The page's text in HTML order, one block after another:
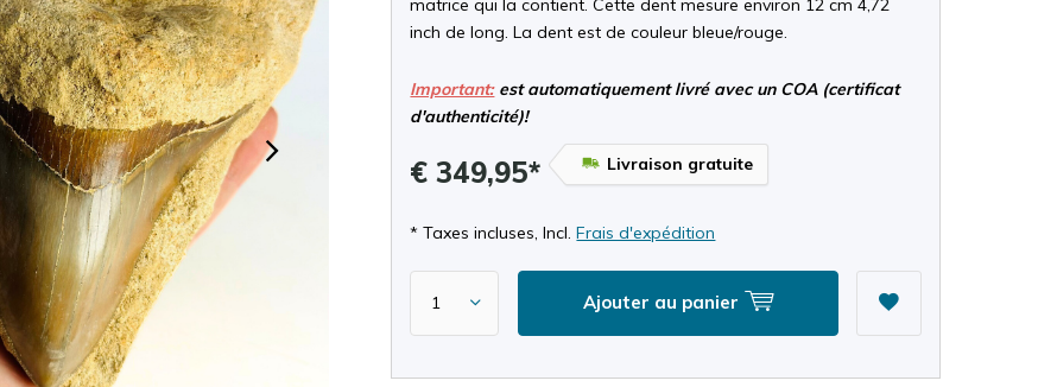
matrice qui la contient. Cette dent mesure environ 12 cm 4,72
inch de long. La dent est de couleur bleue/rouge.
Important:est automatiquement livré avec un COA (certificat
d'authenticité)!
€ 349,95* Livraison gratuite
* Taxes incluses, Incl.Frais d'expédition
Ajouter au panier